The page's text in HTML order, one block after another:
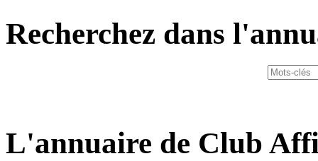
Recherchez dans
L'annuaire de Club